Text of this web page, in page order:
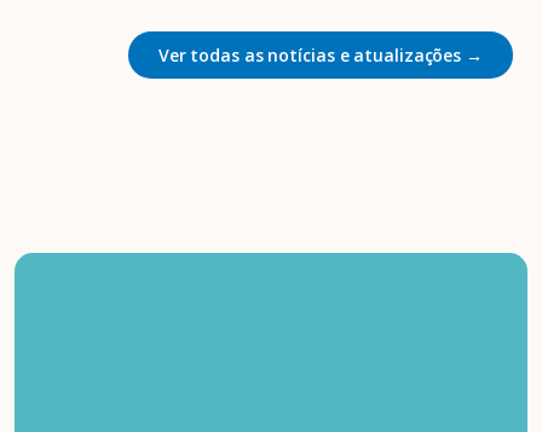
Ver todas as notícias e atualizações →